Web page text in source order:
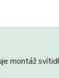
montáž